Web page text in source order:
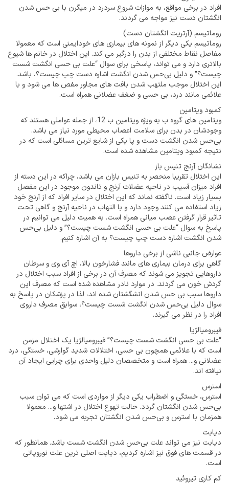
افراد در برخی مواقع، به موازات شروع سردرد در میگرن با بی حس شدن
انگشتان دست نیز مواجه می گردند.
روماتیسم (آرتریت انگشتان دست)
روماتیسم یکی دیگر از نمونه های بیماری های خودایمنی است که معمولا
مفاصل نقاط مختلفی از بدن را درگیر می کند. این اختلال در خانم ها شیوع
بالاتری دارد و می تواند، پاسخی برای سوال “علت بی حسی انگشت شست
چیست؟” و دلیل بی‌حس شدن انگشت اشاره دست چپ چیست؟، باشد.
این اختلال موجب ملتهب شدن بافت های مجاور مفص ها می شود و با
علائمی مانند درد، بی حسی و ضغف عضلانی همراه است.
کمبود ویتامین
ویتامین های گروه ب به ویژه ویتامین ب 12، از جمله عواملی هستند که
وجودشان در بدن برای سلامت اعصاب محیطی مورد نیاز می باشد.
بی‌حس شدن انگشت دست و پا یکی از شایع ترین مسائلی است که در
نتیجه کمبود ویتامین مشاهده شده است.
نشانگان آرنج تنیس باز
این اختلال تقریبا منحصر به تنیس بازان می باشد، چراکه در این دسته از
افراد میزان آسیب در ناحیه عضلات آرنج و تاندون موجود در این مفصل
بسیار زیاد است. ناگفته نماند که این اختلال در سایر افراد که از آرنج خود
زیاد استفاده می کنند وجود دارد و با التهاب در ناحیه آرنج و گاهی تحت
تاثیر قرار گرفتن عصب میانی همراه است. به همیت دلیل می توانیم در
پاسخ به سوال “علت بی حسی انگشت شست چیست؟” و دلیل بی‌حس
شدن انگشت اشاره دست چپ چیست؟ به آن اشاره کنیم.
عوارض جانبی ناشی از برخی داروها
گاهی برای درمان بیماری های مانند فشارخون بالا، اچ آی وی و سرطان
داروهایی تجویز می شوند که مصرف آن در برخی از افراد سبب اختلال در
گردش خون می گردند. در موارد نادر مشاهده شده است که مصرف این
داروها سبب بی حس شدن انشگشتان شده اند، لذا در پزشکان در پاسخ به
سوال دلیل بی‌حس شدن انگشت شست چیست؟، سوابق مصرف داروی
افراد را در نظر می گیرند.
فیبرومیالژیا
“علت بی حسی انگشت شست چیست؟” فیبرومیالژیا یک اختلال مزمن
است که با علائمی همچون بی حسی، اختلالات شدید گوارشی، خستگی، درد
عضلانی و... همراه است و متخصصان دلیل واحدی برای چرایی ایجاد آن
نیافته اند.
استرس
استرس، خستگی و اضطراب یکی دیگر از مواردی است که می توان سبب
بی‌حس شدن انگشتان گردد. حالت تهوع اختلال در اشتها و... معمولا
همزمان با استرس و بی‌حس شدن انگشتان تجربه می شود.
دیابت
دیابت نیز می تواند علت بی‌حس شدن انگشت شست باشد. همانطور که
در قسمت های فوق نیز اشاره کردیم، دیابت اصلی ترین علت نوروپاتی
است.
کم کاری تیروئید